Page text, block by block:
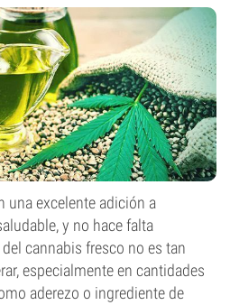
una excelente adición a
y no hace falta
cannabis fresco no es tan
especialmente en cantidades
aderezo o ingrediente de